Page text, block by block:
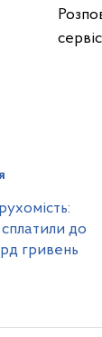
сплатили до
гривень